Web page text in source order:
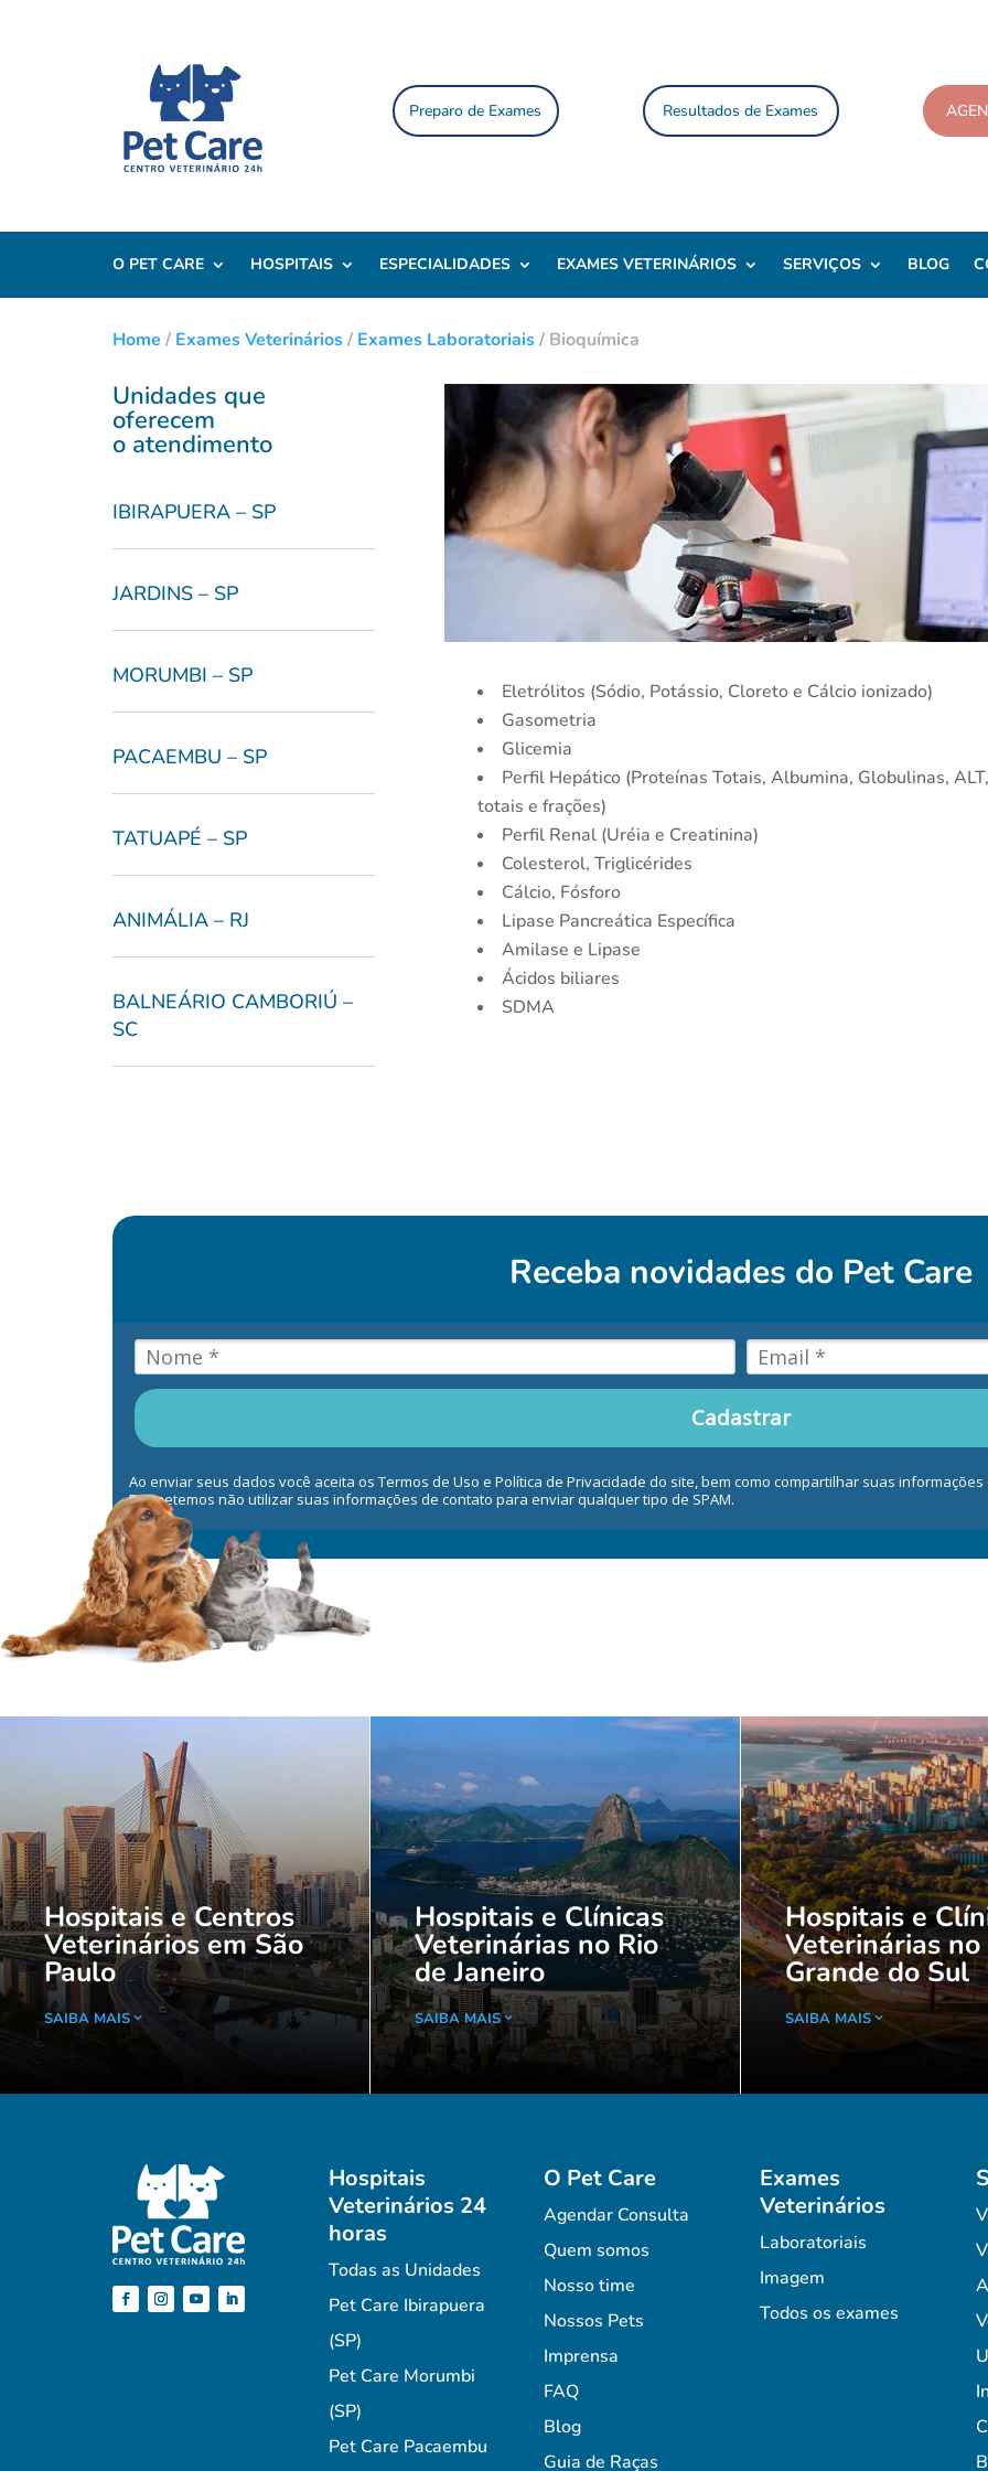
Preparo de Exames Resultados de Exames
O PET CARE HOSPITAIS ESPECIALIDADES EXAMES VETERINÁRIOS SERVIÇOS BLOG
Home / Exames Veterinários/ Exames Laboratoriais/ Bioquímica
Unidades que
oferecem
o atendimento
IBIRAPUERA – SP
JARDINS – SP
MORUMBI – SP
PACAEMBU – SP
TATUAPÉ – SP
ANIMÁLIA – RJ
BALNEÁRIO CAMBORIÚ –
SC
Eletrólitos (Sódio, Potássio, Cloreto e Cálcio ionizado)
Gasometria
Glicemia
Perfil Hepático (Proteínas Totais, Albumina, Globulinas,
totais e frações)
Perfil Renal (Uréia e Creatinina)
Colesterol, Triglicérides
Cálcio, Fósforo
Lipase Pancreática Específica
Amilase e Lipase
Ácidos biliares
SDMA
Receba novidades do Pet Care
Cadastrar
Ao enviar seus dados você aceita os Termos de Uso e Política de Privacidade do site, bem como compartilhar suas
Prometemos não utilizar suas informações de contato para enviar qualquer tipo de SPAM.
Hospitais e Centros
Veterinários em São
Paulo
SAIBA MAIS
Hospitais e Clínicas
Veterinárias no Rio
de Janeiro
SAIBA MAIS
Hospitais e
Veterinárias no
Grande do Sul
SAIBA MAIS
Hospitais
Veterinários 24
horas
Todas as Unidades
Pet Care Ibirapuera
(SP)
Pet Care Morumbi
(SP)
Pet Care Pacaembu
O Pet Care
Agendar Consulta
Quem somos
Nosso time
Nossos Pets
Imprensa
FAQ
Blog
Guia de Raças
Exames
Veterinários
Laboratoriais
Imagem
Todos os exames